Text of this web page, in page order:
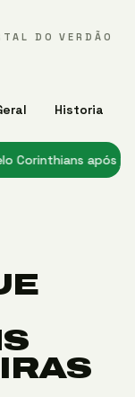
DO VERDÃO
Historia
após jejum